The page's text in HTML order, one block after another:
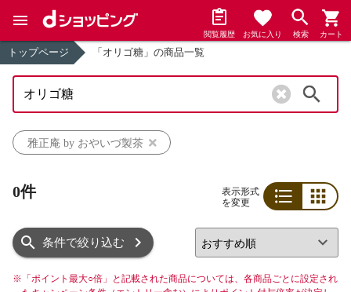
閲覧履歴 お気に入り 検索 カート
トップページ 「オリゴ糖」の商品一覧
雅正庵 by おやいづ製茶
0件
表示形式
を変更
条件で絞り込む
※ 「ポイント最大○倍」と記載された商品については、各商品ごとに設定され